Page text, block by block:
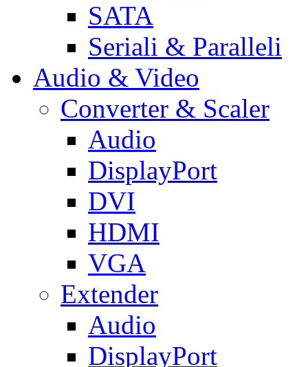
SATA
Seriali & Paralleli
Audio & Video
Converter & Scaler
Audio
DisplayPort
DVI
HDMI
VGA
Extender
Audio
DisplayPort